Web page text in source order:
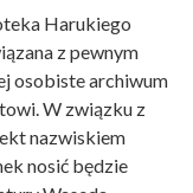
Harukiego
z pewnym
osobiste archiwum
W związku z
nazwiskiem
nosić będzie